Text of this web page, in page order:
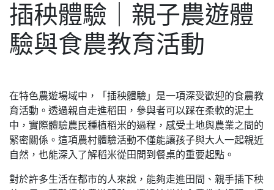
插秧體驗｜親子農遊體
驗與食農教育活動
在特色農遊場域中，「插秧體驗」是一項深受歡迎的食農教
育活動。透過親自走進稻田，參與者可以踩在柔軟的泥土
中，實際體驗農民種植稻米的過程，感受土地與農業之間的
緊密關係。這項農村體驗活動不僅能讓孩子與大人一起親近
自然，也能深入了解稻米從田間到餐桌的重要起點。
對於許多生活在都市的人來說，能夠走進田間、親手插下秧